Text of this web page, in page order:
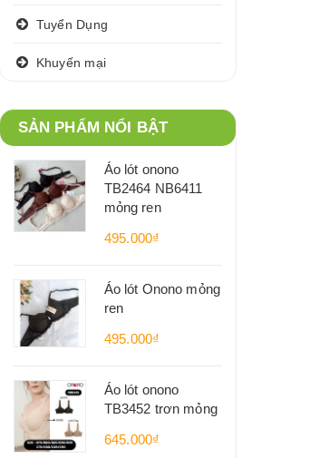
Tuyển Dụng
Khuyến mại
SẢN PHẨM NỔI BẬT
Áo lót onono
TB2464 NB6411
mỏng ren
495.000₫
Áo lót Onono mỏng
ren
495.000₫
Áo lót onono
TB3452 trơn mỏng
645.000₫